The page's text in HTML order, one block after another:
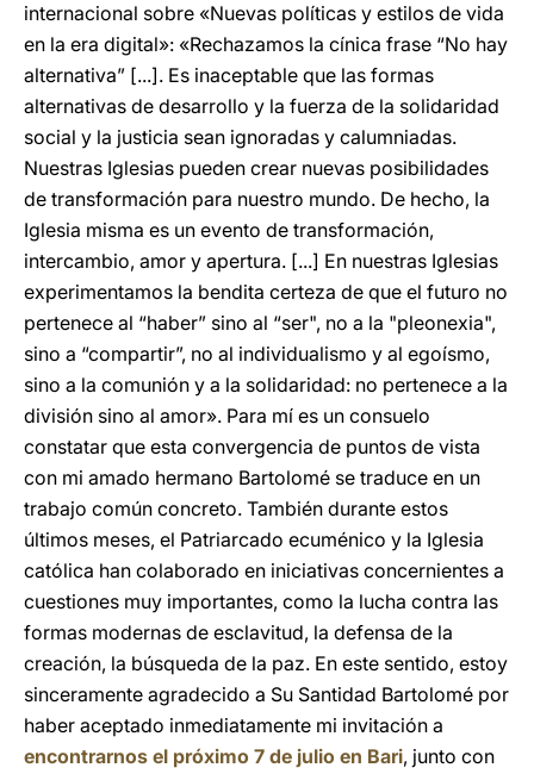
internacional sobre «Nuevas políticas y estilos de vida
en la era digital»: «Rechazamos la cínica frase “No hay
alternativa” [...]. Es inaceptable que las formas
alternativas de desarrollo y la fuerza de la solidaridad
social y la justicia sean ignoradas y calumniadas.
Nuestras Iglesias pueden crear nuevas posibilidades
de transformación para nuestro mundo. De hecho, la
Iglesia misma es un evento de transformación,
intercambio, amor y apertura. [...] En nuestras Iglesias
experimentamos la bendita certeza de que el futuro no
pertenece al “haber” sino al “ser", no a la "pleonexia",
sino a “compartir”, no al individualismo y al egoísmo,
sino a la comunión y a la solidaridad: no pertenece a la
división sino al amor». Para mí es un consuelo
constatar que esta convergencia de puntos de vista
con mi amado hermano Bartolomé se traduce en un
trabajo común concreto. También durante estos
últimos meses, el Patriarcado ecuménico y la Iglesia
católica han colaborado en iniciativas concernientes a
cuestiones muy importantes, como la lucha contra las
formas modernas de esclavitud, la defensa de la
creación, la búsqueda de la paz. En este sentido, estoy
sinceramente agradecido a Su Santidad Bartolomé por
haber aceptado inmediatamente mi invitación a
encontrarnos el próximo 7 de julio en Bari, junto con